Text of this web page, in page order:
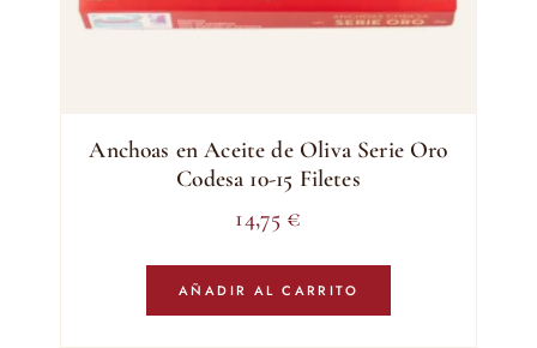
Anchoas en Aceite de Oliva Serie Oro
Codesa 10-15 Filetes
14,75 €
AÑADIR AL CARRITO